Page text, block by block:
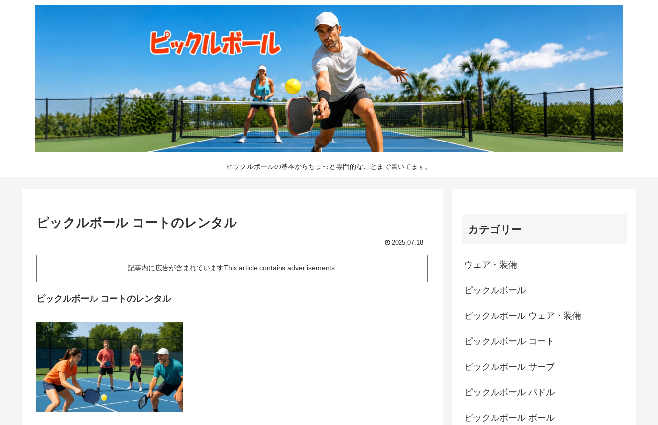
ピックルボールの基本からちょっと専門的なことまで書いてます。
ピックルボール コートのレンタル
2025.07.18
記事内に広告が含まれていますThis article contains advertisements.
ピックルボール コートのレンタル
カテゴリー
ウェア・装備
ピックルボール
ピックルボール ウェア・装備
ピックルボール コート
ピックルボール サーブ
ピックルボール パドル
ピックルボール ボール